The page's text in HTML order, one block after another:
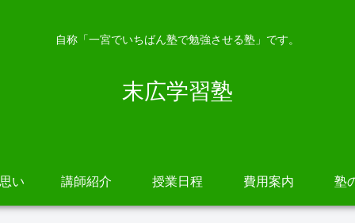
自称「一宮でいちばん塾で勉強させる塾」です。
末広学習塾
い 講師紹介 授業日程 費用案内 塾